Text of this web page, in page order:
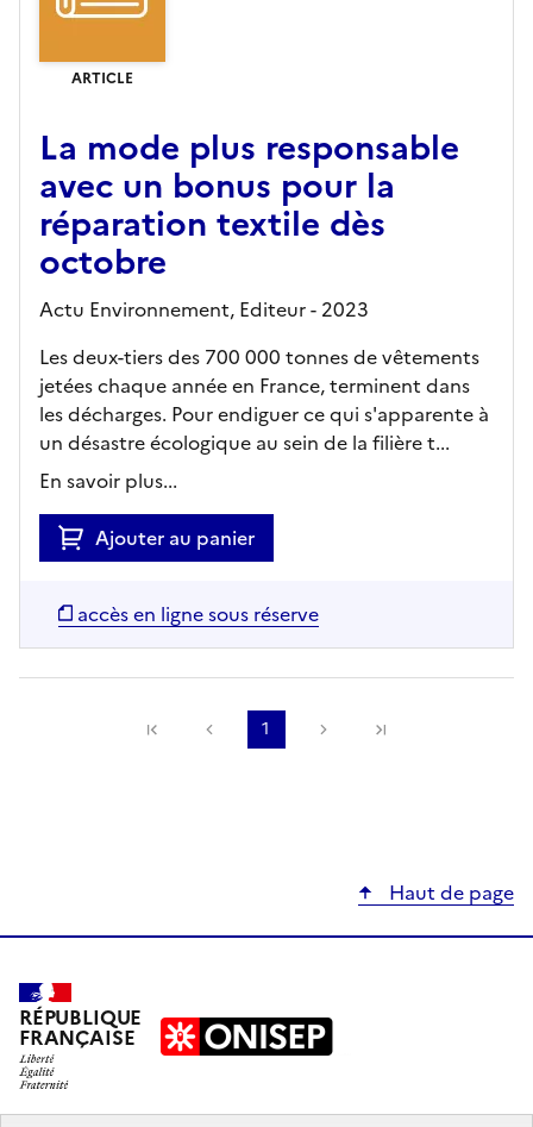
ARTICLE
La mode plus responsable
avec un bonus pour la
réparation textile dès
octobre
Actu Environnement, Editeur- 2023
Les deux-tiers des 700 000 tonnes de vêtements
jetées chaque année en France, terminent dans
les décharges. Pour endiguer ce qui s'apparente à
un désastre écologique au sein de la filière t...
En savoir plus...
Ajouter au panier
accès en ligne sous réserve
Précédente
1 Suivante
Haut de page
RÉPUBLIQUE
FRANÇAISE